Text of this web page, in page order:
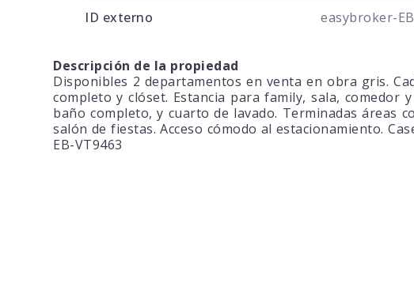
ID externo easybroker-
Descripción de la propiedad
Disponibles 2 departamentos en venta en obra gris.
completo y clóset. Estancia para family, sala, comedor
baño completo, y cuarto de lavado. Terminadas áreas
salón de fiestas. Acceso cómodo al estacionamiento.
EB-VT9463